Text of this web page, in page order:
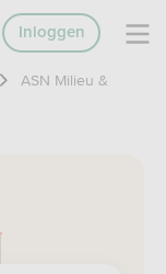
Inloggen
ASN Milieu &